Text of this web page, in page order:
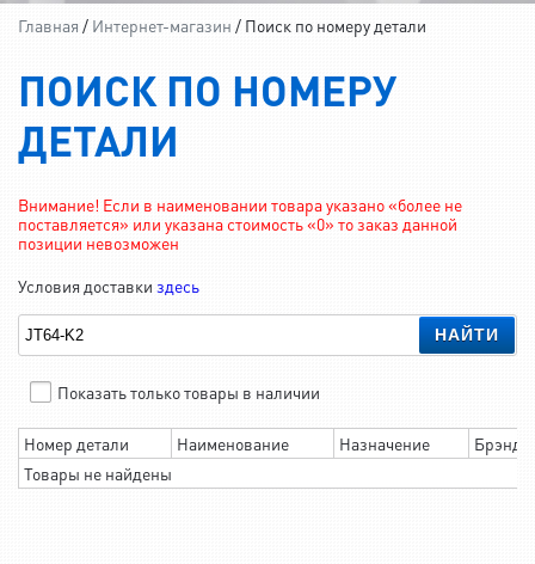
Главная / Интернет-магазин / Поиск по номеру детали
ПОИСК ПО НОМЕРУ
ДЕТАЛИ
Внимание! Если в наименовании товара указано «более не
поставляется» или указана стоимость «0» то заказ данной
позиции невозможен
Условия доставки здесь
НАЙТИ
Показать только товары в наличии
Номер детали Наименование Назначение
Брэнд
Товары не найдены